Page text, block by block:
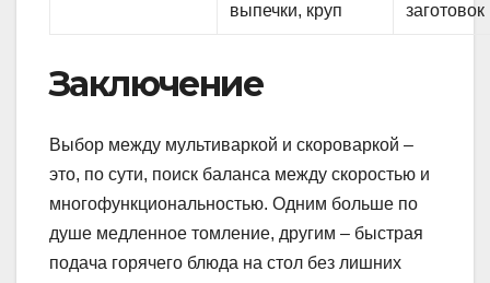
выпечки, круп
заготовок
Заключение
Выбор между мультиваркой и скороваркой –
это, по сути, поиск баланса между скоростью и
многофункциональностью. Одним больше по
душе медленное томление, другим – быстрая
подача горячего блюда на стол без лишних